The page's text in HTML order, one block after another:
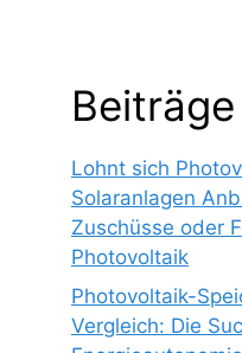
Beiträge
Lohnt sich
Solaranlagen
Zuschüsse oder
Photovoltaik
Photovoltaik-
Vergleich: Die